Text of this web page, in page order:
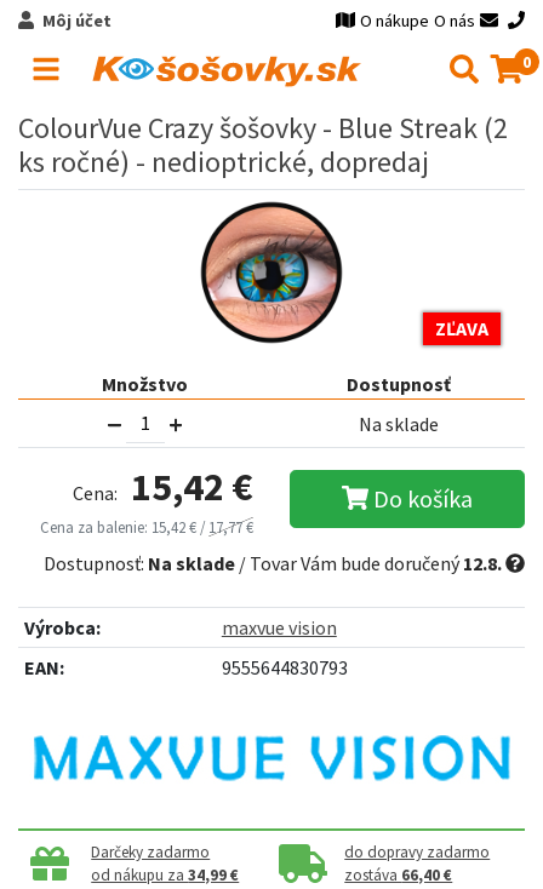
Môj účet O nákupe O nás
0
ColourVue Crazy šošovky - Blue Streak (2
ks ročné) - nedioptrické, dopredaj
ZĽAVA
Množstvo
Dostupnosť
Na sklade
Cena: 15,42 €
Cena za balenie: 15,42 € /17,77 €
Do košíka
Dostupnosť: Na sklade / Tovar Vám bude doručený12.8.
Výrobca:
maxvue vision
EAN:
9555644830793
Darčeky zadarmo
od nákupu za34,99 €
do dopravy zadarmo
zostáva 66,40 €